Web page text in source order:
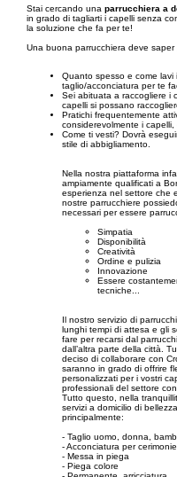
Stai cercando una parrucchiera a
in grado di tagliarti i capelli senza
la soluzione che fa per te!
Una buona parrucchiera deve
Quanto spesso e come lavi
taglio/acconciatura per te
Sei abituata a raccogliere i
capelli si possano
Pratichi frequentemente
considerevolmente i
Come ti vesti? Dovrà
stile di abbigliamento.
Nella nostra piattaforma
ampiamente qualificati a
esperienza nel settore che
nostre parrucchiere
necessari per essere
Simpatia
Disponibilità
Creatività
Ordine e pulizia
Innovazione
Essere
tecniche...
Il nostro servizio di
lunghi tempi di attesa e gli
fare per recarsi dal
dall’altra parte della città.
deciso di collaborare con
saranno in grado di offrire
personalizzati per i vostri
professionali del settore
Tutto questo, nella
servizi a domicilio di
principalmente:
- Taglio uomo, donna,
- Acconciatura per cerimonie
- Messa in piega
- Piega colore